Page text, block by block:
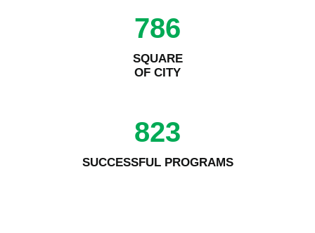
786
SQUARE
OF CITY
823
SUCCESSFUL PROGRAMS